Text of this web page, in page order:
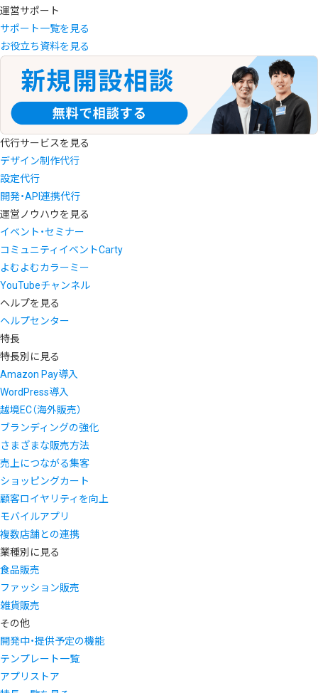
運営サポート
サポート一覧を見る
お役立ち資料を見る
代行サービスを見る
デザイン制作代行
設定代行
開発・API連携代行
運営ノウハウを見る
イベント・セミナー
コミュニティイベントCarty
よむよむカラーミー
YouTubeチャンネル
ヘルプを見る
ヘルプセンター
特長
特長別に見る
Amazon Pay導入
WordPress導入
越境EC（海外販売）
ブランディングの強化
さまざまな販売方法
売上につながる集客
ショッピングカート
顧客ロイヤリティを向上
モバイルアプリ
複数店舗との連携
業種別に見る
食品販売
ファッション販売
雑貨販売
その他
開発中・提供予定の機能
テンプレート一覧
アプリストア